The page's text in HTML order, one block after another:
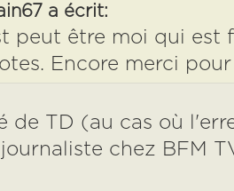
a écrit:
peut être moi qui est
Encore merci
de TD (au cas où
chez BFM